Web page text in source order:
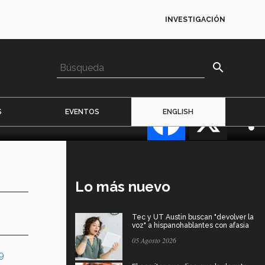
INVESTIGACIÓN
search
EVENTOS ENGLISH
"Open
Lo más nuevo
Tec y UT Austin buscan "devolver la
voz" a hispanohablantes con afasia
05 Agosto 2026